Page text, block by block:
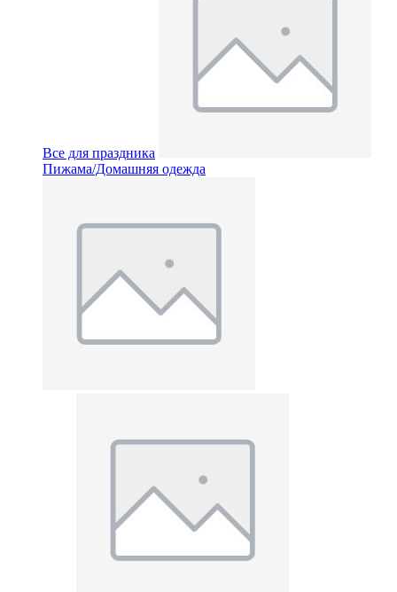
Все для праздника
Пижама/Домашняя одежда